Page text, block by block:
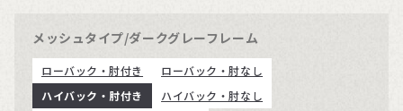
メッシュタイプ/ダークグレーフレーム
ローバック・肘付き
ローバック・肘なし
ハイバック・肘付き
ハイバック・肘なし